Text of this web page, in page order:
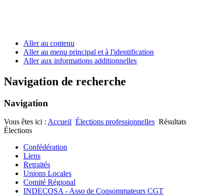
Aller au contenu
Aller au menu principal et à l'identification
Aller aux informations additionnelles
Navigation de recherche
Navigation
Vous êtes ici : Accueil Élections professionnelles Résultats
Élections
Confédération
Liens
Retraités
Unions Locales
Comité Régional
INDECOSA - Asso de Consommateurs CGT